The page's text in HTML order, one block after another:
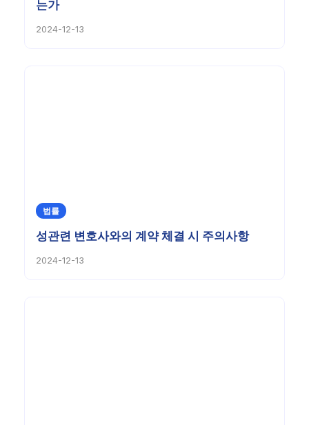
는가
2024-12-13
법률
성관련 변호사와의 계약 체결 시 주의사항
2024-12-13